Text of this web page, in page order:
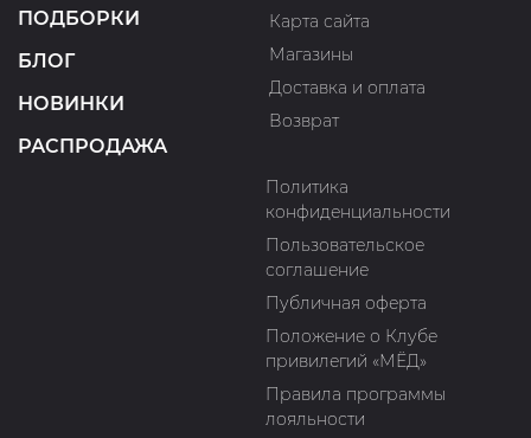
ПОДБОРКИ
БЛОГ
НОВИНКИ
РАСПРОДАЖА
Карта сайта
Магазины
Доставка и оплата
Возврат
Политика
конфиденциальности
Пользовательское
соглашение
Публичная оферта
Положение о Клубе
привилегий «МЁД»
Правила программы
лояльности